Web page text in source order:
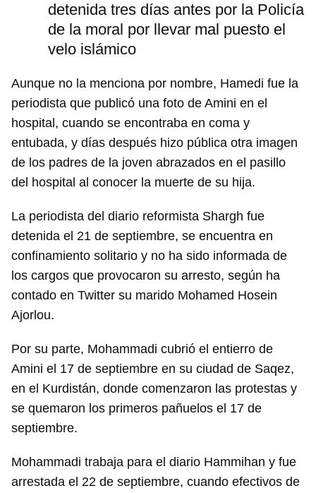
detenida tres días antes por la Policía
de la moral por llevar mal puesto el
velo islámico
Aunque no la menciona por nombre, Hamedi fue la
periodista que publicó una foto de Amini en el
hospital, cuando se encontraba en coma y
entubada, y días después hizo pública otra imagen
de los padres de la joven abrazados en el pasillo
del hospital al conocer la muerte de su hija.
La periodista del diario reformista Shargh fue
detenida el 21 de septiembre, se encuentra en
confinamiento solitario y no ha sido informada de
los cargos que provocaron su arresto, según ha
contado en Twitter su marido Mohamed Hosein
Ajorlou.
Por su parte, Mohammadi cubrió el entierro de
Amini el 17 de septiembre en su ciudad de Saqez,
en el Kurdistán, donde comenzaron las protestas y
se quemaron los primeros pañuelos el 17 de
septiembre.
Mohammadi trabaja para el diario Hammihan y fue
arrestada el 22 de septiembre, cuando efectivos de